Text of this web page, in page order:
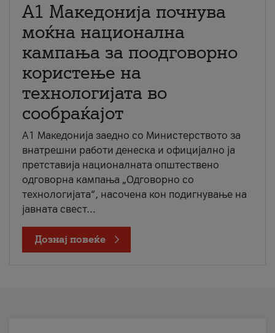
A1 Македонија почнува
моќна национална
кампања за поодговорно
користење на
технологијата во
сообраќајот
A1 Македонија заедно со Министерството за
внатрешни работи денеска и официјално ја
претставија националната општествено
одговорна кампања „Одговорно со
технологијата“, насочена кон подигнување на
јавната свест...
Дознај повеќе